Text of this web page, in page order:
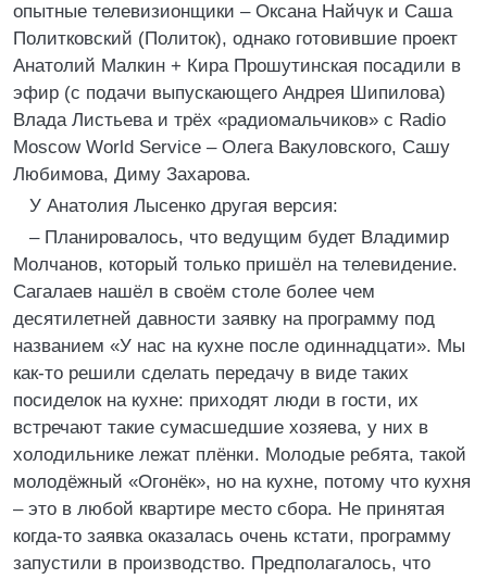
опытные телевизионщики – Оксана Найчук и Саша
Политковский (Политок), однако готовившие проект
Анатолий Малкин + Кира Прошутинская посадили в
эфир (с подачи выпускающего Андрея Шипилова)
Влада Листьева и трёх «радиомальчиков» с Radio
Moscow World Service – Олега Вакуловского, Сашу
Любимова, Диму Захарова.
У Анатолия Лысенко другая версия:
– Планировалось, что ведущим будет Владимир
Молчанов, который только пришёл на телевидение.
Сагалаев нашёл в своём столе более чем
десятилетней давности заявку на программу под
названием «У нас на кухне после одиннадцати». Мы
как-то решили сделать передачу в виде таких
посиделок на кухне: приходят люди в гости, их
встречают такие сумасшедшие хозяева, у них в
холодильнике лежат плёнки. Молодые ребята, такой
молодёжный «Огонёк», но на кухне, потому что кухня
– это в любой квартире место сбора. Не принятая
когда-то заявка оказалась очень кстати, программу
запустили в производство. Предполагалось, что